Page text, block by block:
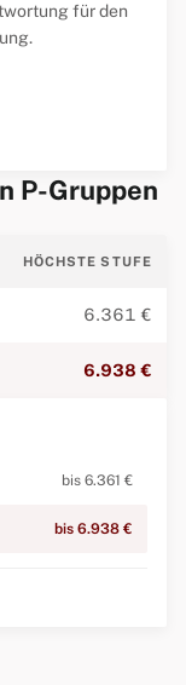
für den
P-Gruppen
HÖCHSTE STUFE
6.361 €
6.938 €
bis 6.361 €
bis 6.938 €